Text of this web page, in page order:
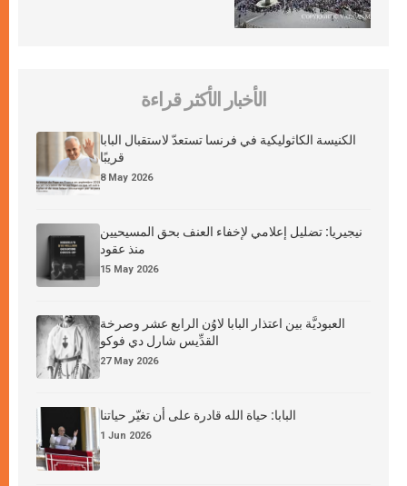
الأخبار الأكثر قراءة
الكنيسة الكاثوليكية في فرنسا تستعدّ لاستقبال البابا
قريبًا
8 May 2026
نيجيريا: تضليل إعلامي لإخفاء العنف بحق المسيحيين
منذ عقود
15 May 2026
العبوديَّة بين اعتذار البابا لاوُن الرابع عشر وصرخة
القدِّيس شارل دي فوكو
27 May 2026
البابا: حياة الله قادرة على أن تغيّر حياتنا
1 Jun 2026